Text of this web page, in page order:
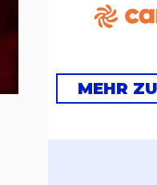
MEHR